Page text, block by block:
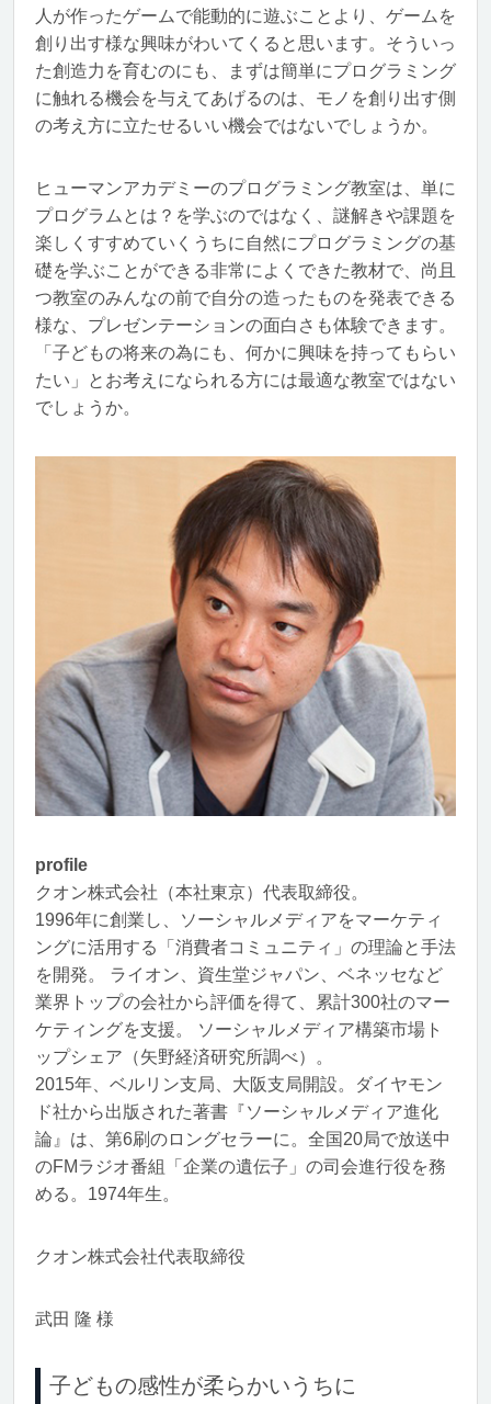
人が作ったゲームで能動的に遊ぶことより、ゲームを
創り出す様な興味がわいてくると思います。そういっ
た創造力を育むのにも、まずは簡単にプログラミング
に触れる機会を与えてあげるのは、モノを創り出す側
の考え方に立たせるいい機会ではないでしょうか。
ヒューマンアカデミーのプログラミング教室は、単に
プログラムとは？を学ぶのではなく、謎解きや課題を
楽しくすすめていくうちに自然にプログラミングの基
礎を学ぶことができる非常によくできた教材で、尚且
つ教室のみんなの前で自分の造ったものを発表できる
様な、プレゼンテーションの面白さも体験できます。
「子どもの将来の為にも、何かに興味を持ってもらい
たい」とお考えになられる方には最適な教室ではない
でしょうか。
profile
クオン株式会社（本社東京）代表取締役。
1996年に創業し、ソーシャルメディアをマーケティ
ングに活用する「消費者コミュニティ」の理論と手法
を開発。 ライオン、資生堂ジャパン、ベネッセなど
業界トップの会社から評価を得て、累計300社のマー
ケティングを支援。 ソーシャルメディア構築市場ト
ップシェア（矢野経済研究所調べ）。
2015年、ベルリン支局、大阪支局開設。ダイヤモン
ド社から出版された著書『ソーシャルメディア進化
論』は、第6刷のロングセラーに。全国20局で放送中
のFMラジオ番組「企業の遺伝子」の司会進行役を務
める。1974年生。
クオン株式会社代表取締役
武田 隆 様
子どもの感性が柔らかいうちに